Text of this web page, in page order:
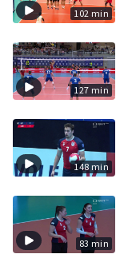
102 min
127 min
148 min
83 min